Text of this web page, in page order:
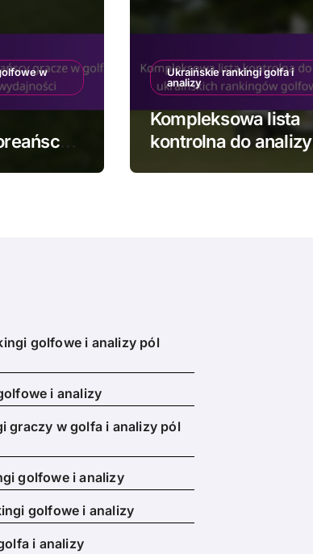
w
Ukraińskie rankingi golfa i
analizy
Kompleksowa lista
kontrolna do analizy
golfowe i analizy pól
i analizy
graczy w golfa i analizy pól
golfowe i analizy
golfowe i analizy
i analizy